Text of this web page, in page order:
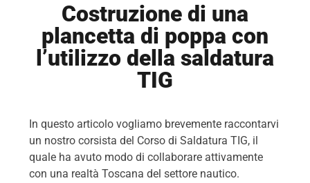
Costruzione di una
plancetta di poppa con
l’utilizzo della saldatura
TIG
In questo articolo vogliamo brevemente raccontarvi
un nostro corsista del Corso di Saldatura TIG, il
quale ha avuto modo di collaborare attivamente
con una realtà Toscana del settore nautico.